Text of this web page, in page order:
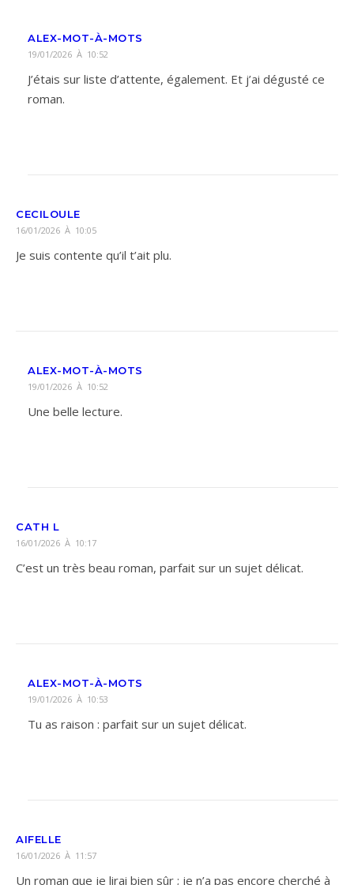
ALEX-MOT-À-MOTS
19/01/2026 À 10:52
J’étais sur liste d’attente, également. Et j’ai dégusté ce
roman.
CECILOULE
16/01/2026 À 10:05
Je suis contente qu’il t’ait plu.
ALEX-MOT-À-MOTS
19/01/2026 À 10:52
Une belle lecture.
CATH L
16/01/2026 À 10:17
C’est un très beau roman, parfait sur un sujet délicat.
ALEX-MOT-À-MOTS
19/01/2026 À 10:53
Tu as raison : parfait sur un sujet délicat.
AIFELLE
16/01/2026 À 11:57
Un roman que je lirai bien sûr ; je n’a pas encore cherché à